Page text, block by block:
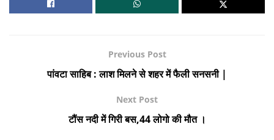
Previous Post
पांवटा साहिब : लाश मिलने से शहर में फैली सनसनी |
Next Post
टौंस नदी में गिरी बस,44 लोगो की मौत ।